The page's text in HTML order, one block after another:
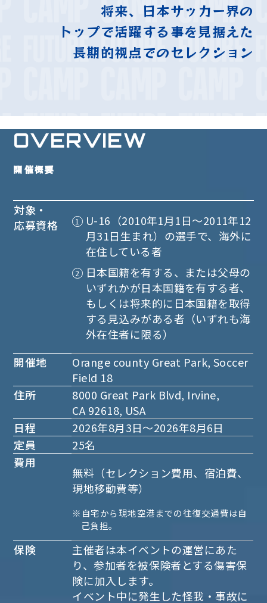
将来、日本サッカー界の
トップで活躍する事を見据えた
長期的視点でのセレクション
OVERVIEW
開催概要
対象・
応募資格
U-16（2010年1月1日～2011年12
月31日生まれ）の選手で、海外に
在住している者
日本国籍を有する、または父母の
いずれかが日本国籍を有する者、
もしくは将来的に日本国籍を取得
する見込みがある者（いずれも海
外在住者に限る）
開催地
Orange county Great Park, Soccer
Field 18
住所
8000 Great Park Blvd, Irvine,
CA 92618, USA
日程
2026年8月3日～2026年8月6日
定員
25名
費用
無料（セレクション費用、宿泊費、
現地移動費等）
※自宅から現地空港までの往復交通費は自
己負担。
保険
主催者は本イベントの運営にあた
り、参加者を被保険者とする傷害保
険に加入します。
イベント中に発生した怪我・事故に